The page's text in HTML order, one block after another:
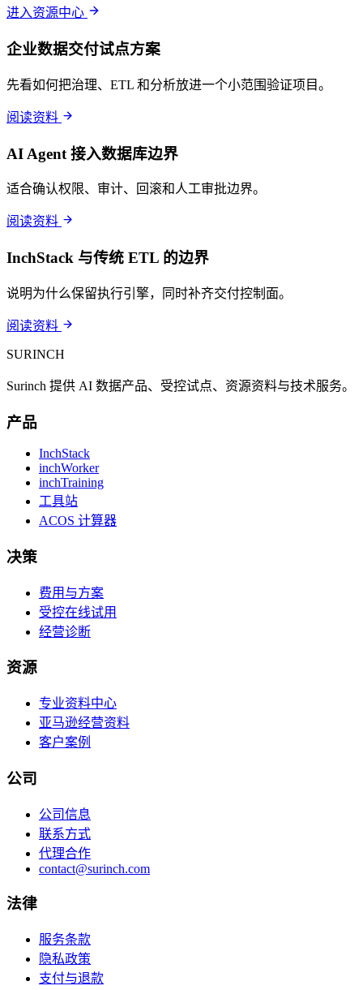
进入资源中心
企业数据交付试点方案
先看如何把治理、ETL 和分析放进一个小范围验证项目。
阅读资料
AI Agent 接入数据库边界
适合确认权限、审计、回滚和人工审批边界。
阅读资料
InchStack 与传统 ETL 的边界
说明为什么保留执行引擎，同时补齐交付控制面。
阅读资料
SURINCH
Surinch 提供 AI 数据产品、受控试点、资源资料与技术服务。
产品
InchStack
inchWorker
inchTraining
工具站
ACOS 计算器
决策
费用与方案
受控在线试用
经营诊断
资源
专业资料中心
亚马逊经营资料
客户案例
公司
公司信息
联系方式
代理合作
contact@surinch.com
法律
服务条款
隐私政策
支付与退款